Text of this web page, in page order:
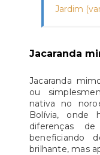
Jardim
Jacaranda
Jacaranda
ou
nativa no
Bolívia, onde
diferenças
beneficiando
brilhante, mas